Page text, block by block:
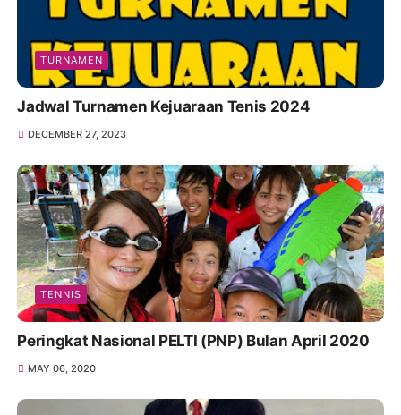
TURNAMEN
Jadwal Turnamen Kejuaraan Tenis 2024
DECEMBER 27, 2023
TENNIS
Peringkat Nasional PELTI (PNP) Bulan April 2020
MAY 06, 2020